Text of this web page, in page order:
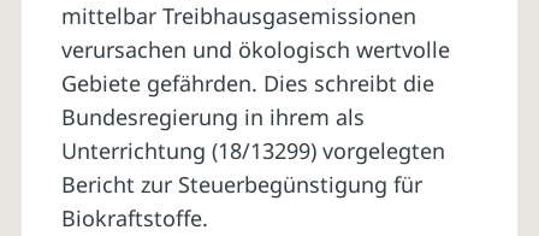
mittelbar Treibhausgasemissionen
verursachen und ökologisch wertvolle
Gebiete gefährden. Dies schreibt die
Bundesregierung in ihrem als
Unterrichtung (18/13299) vorgelegten
Bericht zur Steuerbegünstigung für
Biokraftstoffe.